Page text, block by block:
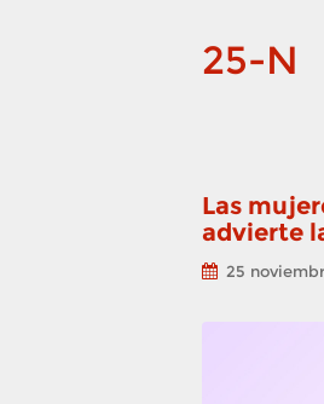
25-N
Las
advierte
25